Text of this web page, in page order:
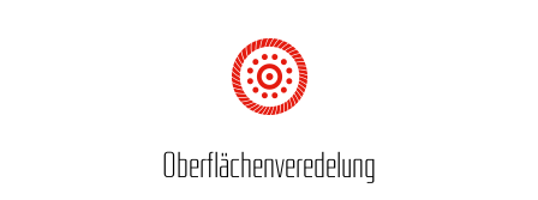
Ober­flä­chen­ver­ede­lung